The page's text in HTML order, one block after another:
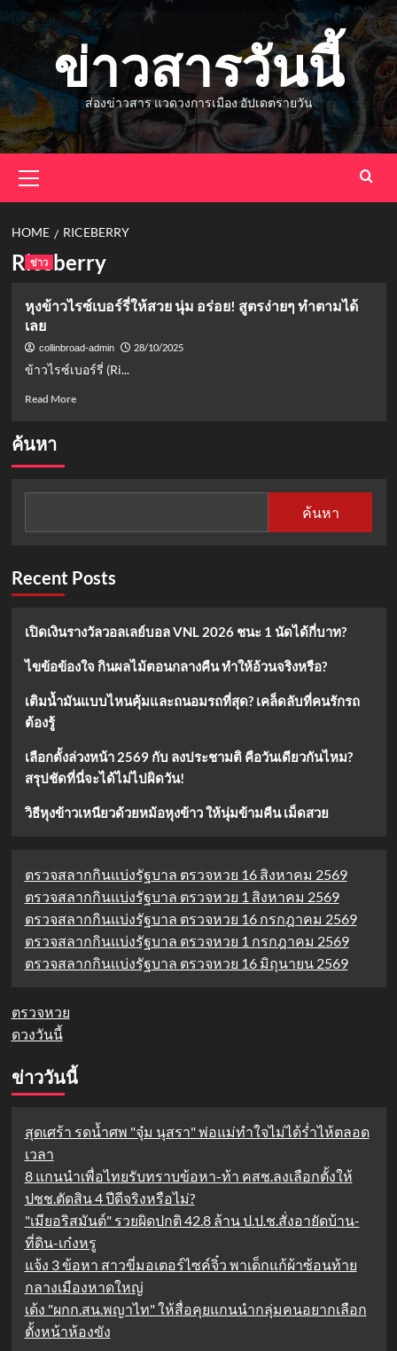
Skip
ข่าวสารวันนี้
ส่องข่าวสาร แวดวงการเมือง อัปเดตรายวัน
Menu
HOME RICEBERRY
Riceberry
ข่าว
หุงข้าวไรซ์เบอร์รี่ให้สวย นุ่ม อร่อย! สูตรง่ายๆ ทำตามได้
เลย
collinbroad-admin 28/10/2025
ข้าวไรซ์เบอร์รี่ (Ri...
Read MoreRead
เบอร์
ให้
อร่อย!
ทำ
ได้
ค้นหา
ค้นหา
Recent Posts
เปิดเงินรางวัลวอลเลย์บอล VNL 2026 ชนะ 1 นัดได้กี่บาท?
ไขข้อข้องใจ กินผลไม้ตอนกลางคืน ทำให้อ้วนจริงหรือ?
เติมน้ำมันแบบไหนคุ้มและถนอมรถที่สุด? เคล็ดลับที่คนรักรถ
ต้องรู้
เลือกตั้งล่วงหน้า 2569 กับ ลงประชามติ คือวันเดียวกันไหม?
สรุปชัดที่นี่จะได้ไม่ไปผิดวัน!
วิธีหุงข้าวเหนียวด้วยหม้อหุงข้าว ให้นุ่มข้ามคืน เม็ดสวย
ตรวจสลากกินแบ่งรัฐบาล ตรวจหวย 16 สิงหาคม 2569
ตรวจสลากกินแบ่งรัฐบาล ตรวจหวย 1 สิงหาคม 2569
ตรวจสลากกินแบ่งรัฐบาล ตรวจหวย 16 กรกฎาคม 2569
ตรวจสลากกินแบ่งรัฐบาล ตรวจหวย 1 กรกฎาคม 2569
ตรวจสลากกินแบ่งรัฐบาล ตรวจหวย 16 มิถุนายน 2569
ตรวจหวย
ดวงวันนี้
ข่าววันนี้
สุดเศร้า รดน้ำศพ "จุ๋ม นุสรา" พ่อแม่ทำใจไม่ได้ร่ำไห้ตลอด
เวลา
8 แกนนำเพื่อไทยรับทราบข้อหา-ท้า คสช.ลงเลือกตั้งให้
ปชช.ตัดสิน 4 ปีดีจริงหรือไม่?
"เมียอริสมันต์" รวยผิดปกติ 42.8 ล้าน ป.ป.ช.สั่งอายัดบ้าน-
ที่ดิน-เก๋งหรู
แจ้ง 3 ข้อหา สาวขี่มอเตอร์ไซค์จิ๋ว พาเด็กแก้ผ้าซ้อนท้าย
กลางเมืองหาดใหญ่
เด้ง "ผกก.สน.พญาไท" ให้สื่อคุยแกนนำกลุ่มคนอยากเลือก
ตั้งหน้าห้องขัง